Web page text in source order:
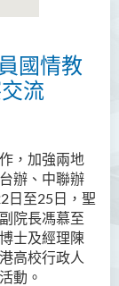
國情教
流
，加強兩地
辦、中聯辦
日至25日，聖
院長馮慕至
士及經理陳
高校行政人
動。
地事務處